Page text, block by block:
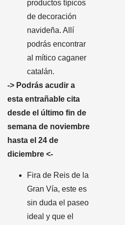
productos típicos
de decoración
navideña. Allí
podrás encontrar
al mítico caganer
catalán.
-> Podrás acudir a
esta entrañable cita
desde el último fin de
semana de noviembre
hasta el 24 de
diciembre <-
Fira de Reis de la
Gran Vía, este es
sin duda el paseo
ideal y que el